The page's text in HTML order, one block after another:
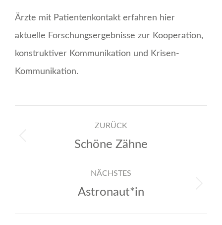
Ärzte mit Patientenkontakt erfahren hier
aktuelle Forschungsergebnisse zur Kooperation,
konstruktiver Kommunikation und Krisen-
Kommunikation.
Kommentarnavigation
ZURÜCK
Vorheriger
Schöne Zähne
NÄCHSTES
Nächster
Astronaut*in